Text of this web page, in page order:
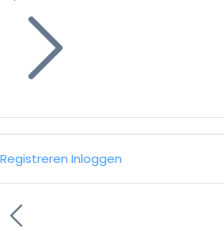
Registreren Inloggen